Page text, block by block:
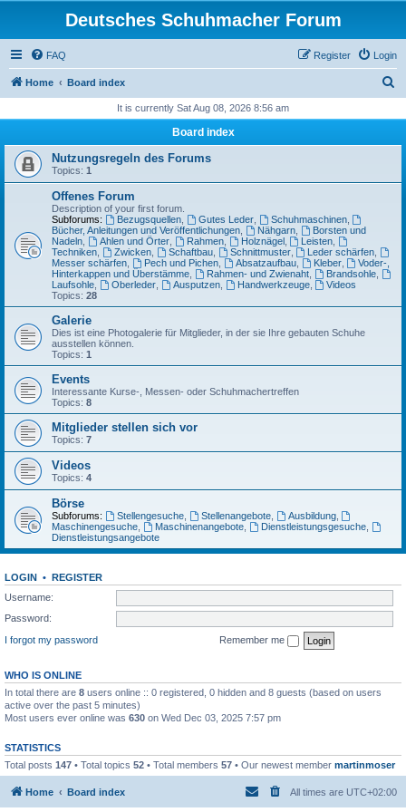
Deutsches Schuhmacher Forum
FAQ Login
Register
Home Board index
r
It is currently Sat Aug 08, 2026 8:56 am
Board index
Nutzungsregeln des Forums
Topics: 1
Offenes Forum
Description of your first forum.
Subforums:
Bezugsquellen, Gutes Leder, Schuhmaschinen,
Bücher, Anleitungen und Veröffentlichungen
Nähgarn,
Borsten und
Nadeln
Ahlen und Örter, Rahmen, Holznägel, Leisten
Techniken
Zwicken, Schaftbau, Schnittmuster, Leder schärfen
Messer schärfen
Pech und Pichen, Absatzaufbau, Kleber,
Voder-,
Hinterkappen und Überstämme
Rahmen- und Zwienaht, Brandsohle,
Laufsohle
Oberleder, Ausputzen, Handwerkzeuge,
Videos
Topics: 28
Galerie
Dies ist eine Photogalerie für Mitglieder, in der sie Ihre gebauten Schuhe
ausstellen können.
Topics: 1
Events
Interessante Kurse-, Messen- oder Schuhmachertreffen
Topics: 8
Mitglieder stellen sich vor
Topics: 7
Videos
Topics: 4
Börse
Subforums: Stellengesuche, Stellenangebote, Ausbildung,
Maschinengesuche
Maschinenangebote, Dienstleistungsgesuche,
Dienstleistungsangebote
LOGIN • REGISTER
Username:
Password:
I forgot my password
Remember me
WHO IS ONLINE
In total there are 8 users online :: 0 registered, 0 hidden and 8 guests (based on users
active over the past 5 minutes)
Most users ever online was 630 on Wed Dec 03, 2025 7:57 pm
STATISTICS
Total posts 147 • Total topics 52 • Total members 57 • Our newest member martinmoser
Home Board index All times are UTC+02:00